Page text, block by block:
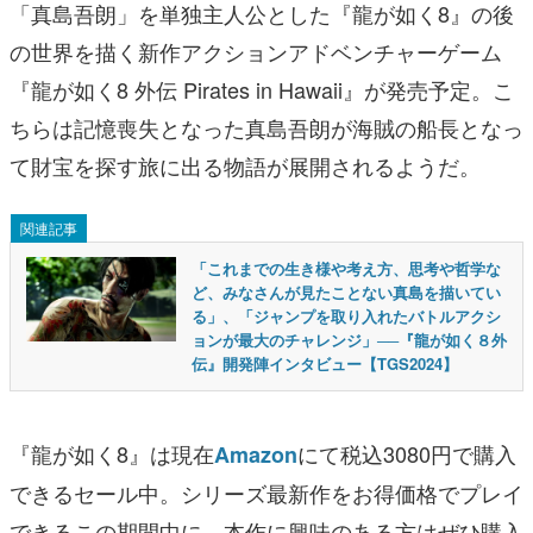
「真島吾朗」を単独主人公とした『龍が如く8』の後
の世界を描く新作アクションアドベンチャーゲーム
『龍が如く8 外伝 Pirates in Hawaii』が発売予定。こ
ちらは記憶喪失となった真島吾朗が海賊の船長となっ
て財宝を探す旅に出る物語が展開されるようだ。
関連記事
「これまでの生き様や考え方、思考や哲学な
ど、みなさんが見たことない真島を描いてい
る」、「ジャンプを取り入れたバトルアクシ
ョンが最大のチャレンジ」──『龍が如く８外
伝』開発陣インタビュー【TGS2024】
『龍が如く8』は現在Amazonにて税込3080円で購入
できるセール中。シリーズ最新作をお得価格でプレイ